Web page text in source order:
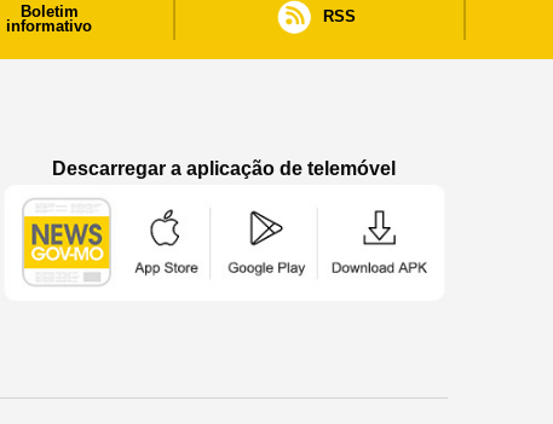
Boletim
informativo
RSS
Descarregar a aplicação de telemóvel